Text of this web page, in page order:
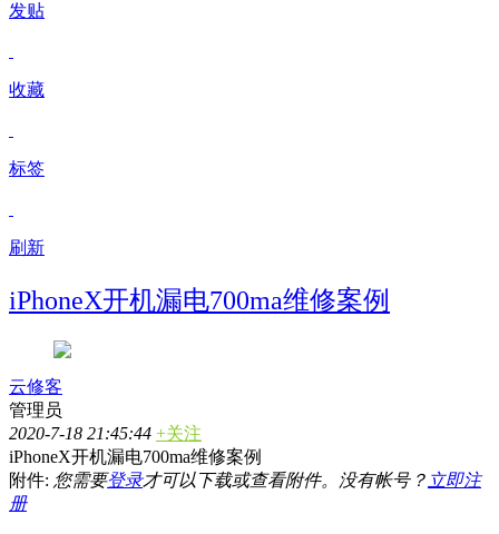
发贴
收藏
标签
刷新
iPhoneX开机漏电700ma维修案例
云修客
管理员
2020-7-18 21:45:44 +关注
iPhoneX开机漏电700ma维修案例
附件: 您需要登录才可以下载或查看附件。没有帐号？ 立即注
册